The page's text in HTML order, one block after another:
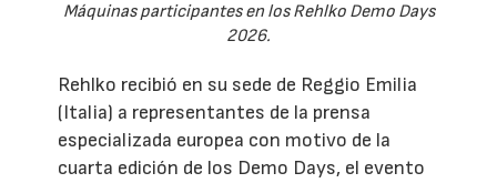
Máquinas participantes en los Rehlko Demo Days
2026.
Rehlko recibió en su sede de Reggio Emilia
(Italia) a representantes de la prensa
especializada europea con motivo de la
cuarta edición de los Demo Days, el evento